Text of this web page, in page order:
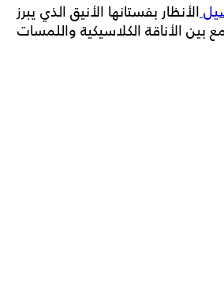
الأنظار بفستانها الأنيق الذي يبرز
بين الأناقة الكلاسيكية واللمسات